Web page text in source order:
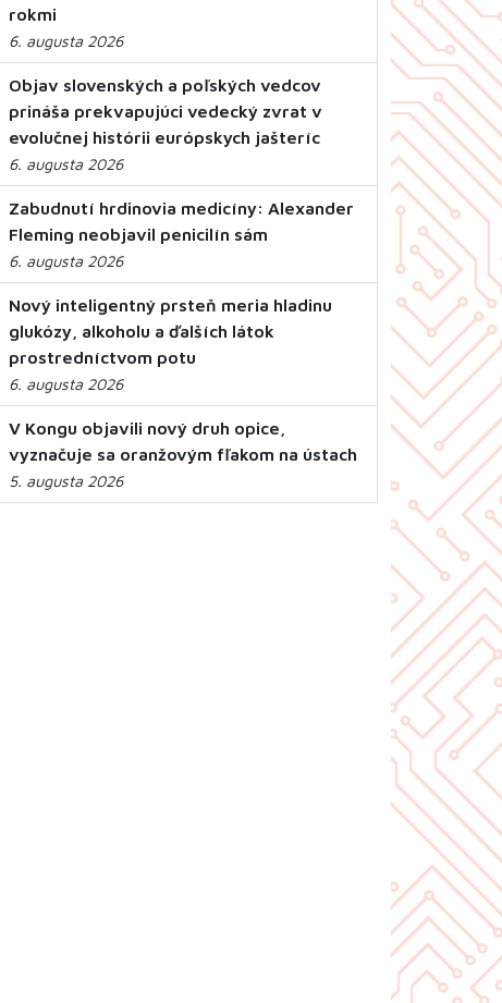
rokmi
6. augusta 2026
Objav slovenských a poľských vedcov
prináša prekvapujúci vedecký zvrat v
evolučnej histórii európskych jašteríc
6. augusta 2026
Zabudnutí hrdinovia medicíny: Alexander
Fleming neobjavil penicilín sám
6. augusta 2026
Nový inteligentný prsteň meria hladinu
glukózy, alkoholu a ďalších látok
prostredníctvom potu
6. augusta 2026
V Kongu objavili nový druh opice,
vyznačuje sa oranžovým fľakom na ústach
5. augusta 2026